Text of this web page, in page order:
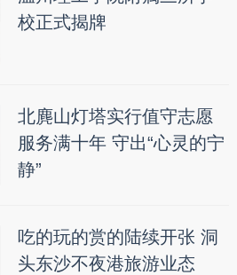
校正式揭牌
北麂山灯塔实行值守志愿
服务满十年 守出“心灵的宁
静”
吃的玩的赏的陆续开张 洞
头东沙不夜港旅游业态